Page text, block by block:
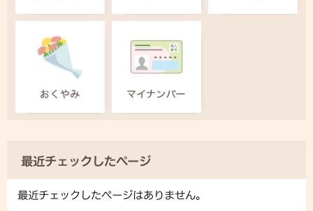
最近チェックしたページ
最近チェックしたページはありません。